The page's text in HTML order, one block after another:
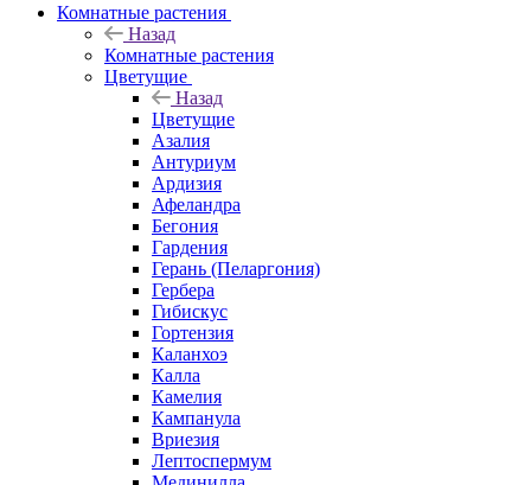
Комнатные растения
Назад
Комнатные растения
Цветущие
Назад
Цветущие
Азалия
Антуриум
Ардизия
Афеландра
Бегония
Гардения
Герань (Пеларгония)
Гербера
Гибискус
Гортензия
Каланхоэ
Калла
Камелия
Кампанула
Вриезия
Лептоспермум